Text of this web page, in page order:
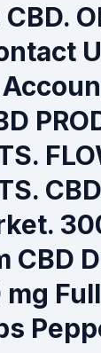
CBD